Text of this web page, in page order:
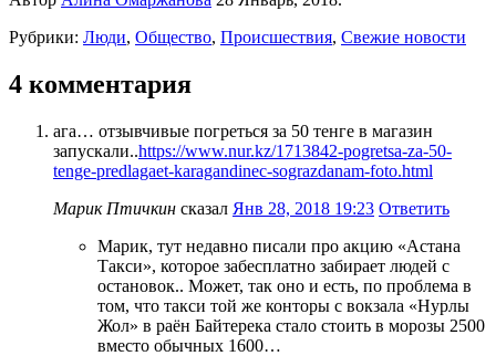
Рубрики: Люди, Общество, Происшествия, Свежие новости
4 комментария
ага… отзывчивые погреться за 50 тенге в магазин
запускали..https://www.nur.kz/1713842-pogretsa-za-50-
tenge-predlagaet-karagandinec-sograzdanam-foto.html
Марик Птичкин сказал Янв 28, 2018 19:23 Ответить
Марик, тут недавно писали про акцию «Астана
Такси», которое забесплатно забирает людей с
остановок.. Может, так оно и есть, по проблема в
том, что такси той же конторы с вокзала «Нурлы
Жол» в раён Байтерека стало стоить в морозы 2500
вместо обычных 1600…